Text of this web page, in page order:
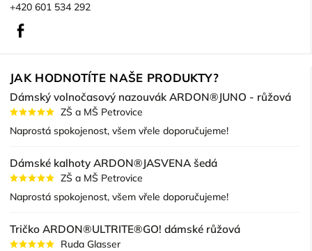
+420 601 534 292
JAK HODNOTÍTE NAŠE PRODUKTY?
Dámský volnočasový nazouvák ARDON®JUNO - růžová
ZŠ a MŠ Petrovice
Naprostá spokojenost, všem vřele doporučujeme!
Dámské kalhoty ARDON®JASVENA šedá
ZŠ a MŠ Petrovice
Naprostá spokojenost, všem vřele doporučujeme!
Tričko ARDON®ULTRITE®GO! dámské růžová
Ruda Glasser